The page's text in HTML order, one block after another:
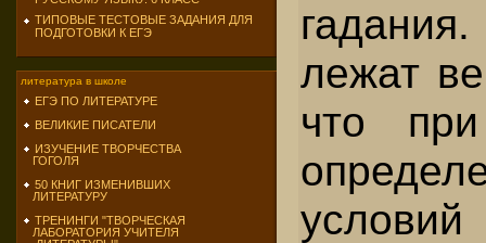
ТИПОВЫЕ ТЕСТОВЫЕ ЗАДАНИЯ ДЛЯ
ПОДГОТОВКИ К ЕГЭ
литература в школе
ЕГЭ ПО ЛИТЕРАТУРЕ
ВЕЛИКИЕ ПИСАТЕЛИ
ИЗУЧЕНИЕ ТВОРЧЕСТВА
ГОГОЛЯ
50 КНИГ ИЗМЕНИВШИХ
ЛИТЕРАТУРУ
ТРЕНИНГИ "ТВОРЧЕСКАЯ
ЛАБОРАТОРИЯ УЧИТЕЛЯ
лежат
что